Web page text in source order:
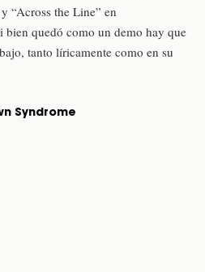
“Across the Line” en
bien quedó como un demo hay que
tanto líricamente como en su
Syndrome